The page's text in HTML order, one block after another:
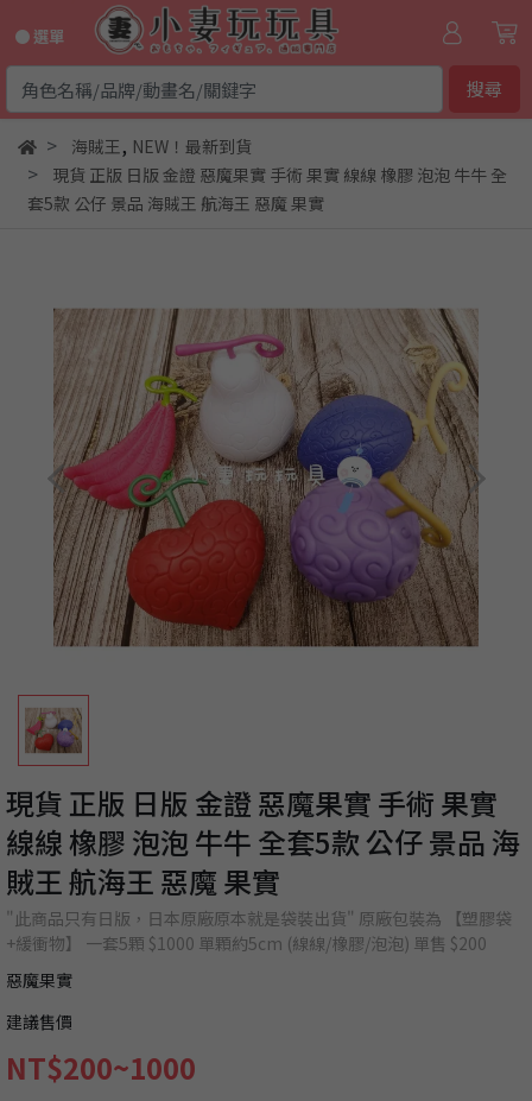
● 選單
搜尋
海賊王, NEW！最新到貨
現貨 正版 日版 金證 惡魔果實 手術 果實 線線 橡膠 泡泡 牛牛 全
套5款 公仔 景品 海賊王 航海王 惡魔 果實
現貨 正版 日版 金證 惡魔果實 手術 果實
線線 橡膠 泡泡 牛牛 全套5款 公仔 景品 海
賊王 航海王 惡魔 果實
"此商品只有日版，日本原廠原本就是袋裝出貨" 原廠包裝為 【塑膠袋
+緩衝物】 一套5顆 $1000 單顆約5cm (線線/橡膠/泡泡) 單售 $200
惡魔果實
建議售價
NT$200~1000